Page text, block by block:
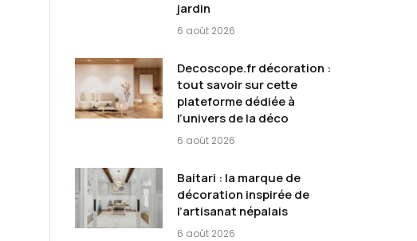
jardin
6 août 2026
Decoscope.fr décoration :
tout savoir sur cette
plateforme dédiée à
l’univers de la déco
6 août 2026
Baitari : la marque de
décoration inspirée de
l’artisanat népalais
6 août 2026